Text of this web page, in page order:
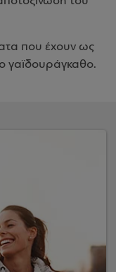
που έχουν ως
γαϊδουράγκαθο.